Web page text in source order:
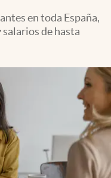
en toda España,
de hasta